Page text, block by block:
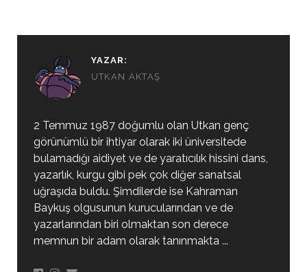
YAZAR:
UTKAN AKTAŞ
2 Temmuz 1987 doğumlu olan Utkan genç
görünümlü bir ihtiyar olarak iki üniversitede
bulamadığı aidiyet ve de yaratıcılık hissini dans,
yazarlık, kurgu gibi pek çok diğer sanatsal
uğraşıda buldu. Şimdilerde ise Kahraman
Baykuş olgusunun kurucularından ve de
yazarlarından biri olmaktan son derece
memnun bir adam olarak tanınmakta ...